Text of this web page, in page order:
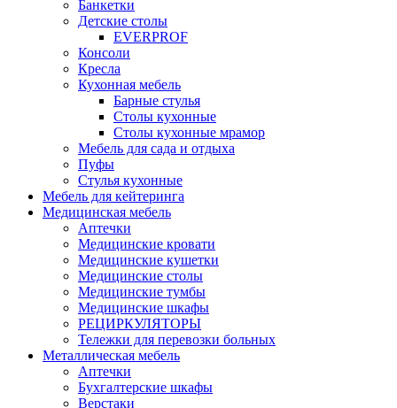
Банкетки
Детские столы
EVERPROF
Консоли
Кресла
Кухонная мебель
Барные стулья
Столы кухонные
Столы кухонные мрамор
Мебель для сада и отдыха
Пуфы
Стулья кухонные
Мебель для кейтеринга
Медицинская мебель
Аптечки
Медицинские кровати
Медицинские кушетки
Медицинские столы
Медицинские тумбы
Медицинские шкафы
РЕЦИРКУЛЯТОРЫ
Тележки для перевозки больных
Металлическая мебель
Аптечки
Бухгалтерские шкафы
Верстаки